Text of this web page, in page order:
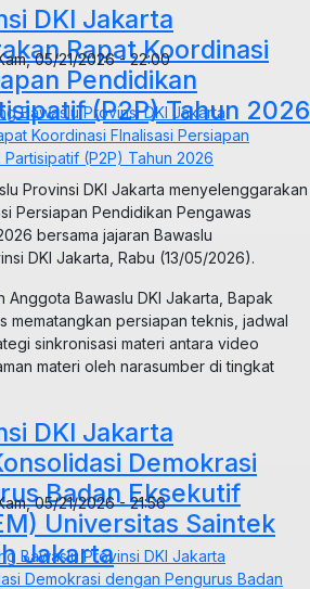
DKI Jakarta
Rapat Koordinasi
Pendidikan
(P2P) Tahun 2026
05/21/2026 - 22:00
Bawaslu Provinsi DKI Jakarta
Koordinasi FInalisasi Persiapan
(P2P) Tahun 2026
Provinsi DKI Jakarta menyelenggarakan
Persiapan Pendidikan Pengawas
bersama jajaran Bawaslu
DKI Jakarta, Rabu (13/05/2026).
Anggota Bawaslu DKI Jakarta, Bapak
mematangkan persiapan teknis, jadwal
sinkronisasi materi antara video
materi oleh narasumber di tingkat
DKI Jakarta
Demokrasi
Badan Eksekutif
Universitas Saintek
Jakarta
05/21/2026 - 21:56
Bawaslu Provinsi DKI Jakarta
Demokrasi dengan Pengurus Badan